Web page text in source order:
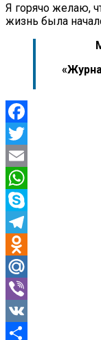
Я горячо желаю,
жизнь была
Facebook
Twitter
Email
WhatsApp
Skype
Telegram
Odnoklassniki
Mail.Ru
Viber
VK